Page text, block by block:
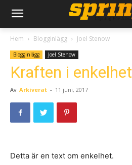
Hem Blogginlägg Joel Stenow
Blogginlägg Joel Stenow
Kraften i
Av Arkiverat - 11 juni, 2017
Detta är en text om enkelhet.